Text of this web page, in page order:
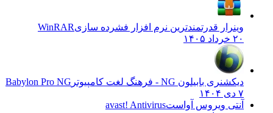
وینرار قدرتمندترین نرم افزار فشرده سازیWinRAR
۲۰ خرداد ۱۴۰۵
دیکشنری بابیلون NG - فرهنگ لغت کامپیوتر
Babylon Pro NG
۷ دی ۱۴۰۴
آنتی ویروس آواستavast! Antivirus